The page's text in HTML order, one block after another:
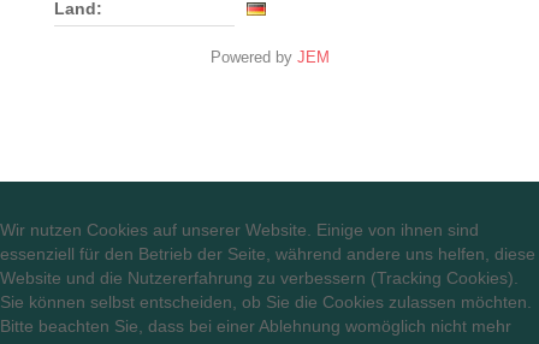
Land:
Powered by JEM
Wir nutzen Cookies auf unserer Website. Einige von ihnen sind
essenziell für den Betrieb der Seite, während andere uns helfen, diese
Website und die Nutzererfahrung zu verbessern (Tracking Cookies).
Sie können selbst entscheiden, ob Sie die Cookies zulassen möchten.
Bitte beachten Sie, dass bei einer Ablehnung womöglich nicht mehr